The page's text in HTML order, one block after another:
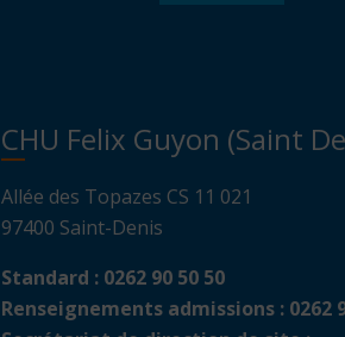
CHU Felix Guyon (Saint
Allée des Topazes CS 11 021
97400 Saint-Denis
Standard : 0262 90 50 50
Renseignements admissions : 0262